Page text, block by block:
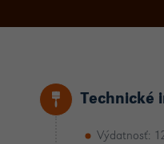
Technické
Výdatnosť: